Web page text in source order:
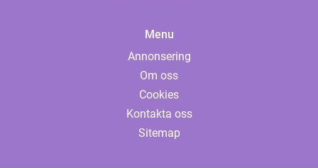
Menu
Annonsering
Om oss
Cookies
Kontakta oss
Sitemap